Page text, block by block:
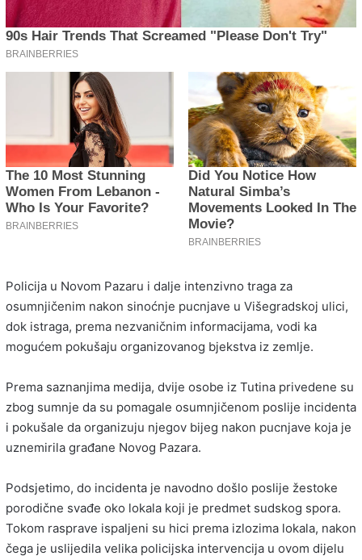
Policija u Novom Pazaru i dalje intenzivno traga za
osumnjičenim nakon sinoćnje pucnjave u Višegradskoj ulici,
dok istraga, prema nezvaničnim informacijama, vodi ka
mogućem pokušaju organizovanog bjekstva iz zemlje.
Prema saznanjima medija, dvije osobe iz Tutina privedene su
zbog sumnje da su pomagale osumnjičenom poslije incidenta
i pokušale da organizuju njegov bijeg nakon pucnjave koja je
uznemirila građane Novog Pazara.
Podsjetimo, do incidenta je navodno došlo poslije žestoke
porodične svađe oko lokala koji je predmet sudskog spora.
Tokom rasprave ispaljeni su hici prema izlozima lokala, nakon
čega je uslijedila velika policijska intervencija u ovom dijelu